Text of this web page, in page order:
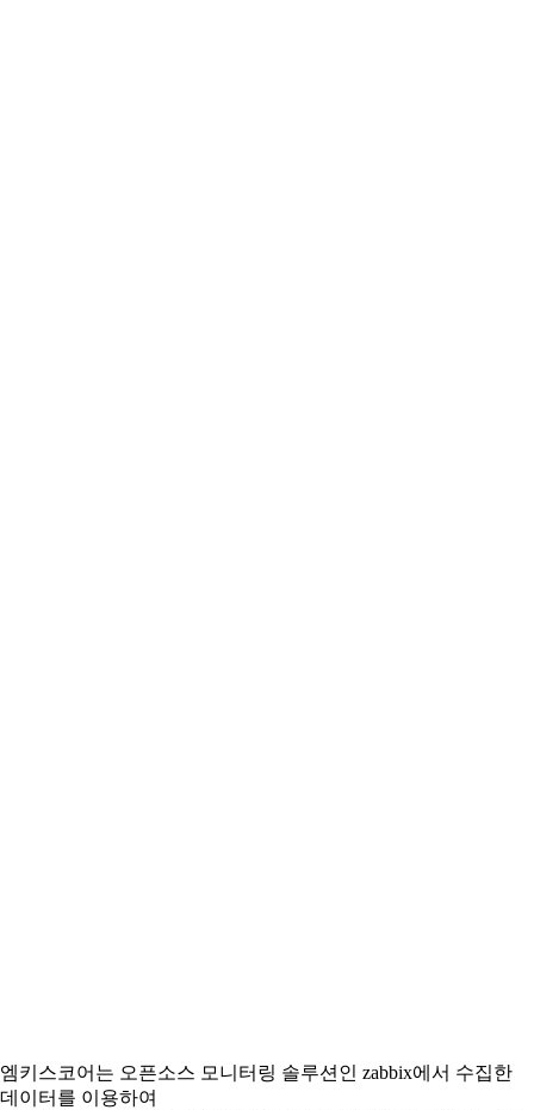
엠키스코어는 오픈소스 모니터링 솔루션인 zabbix에서 수집한
데이터를 이용하여